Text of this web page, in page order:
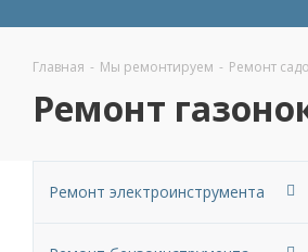
Главная - Мы ремонтируем - Ремонт
Ремонт
Ремонт электроинструмента